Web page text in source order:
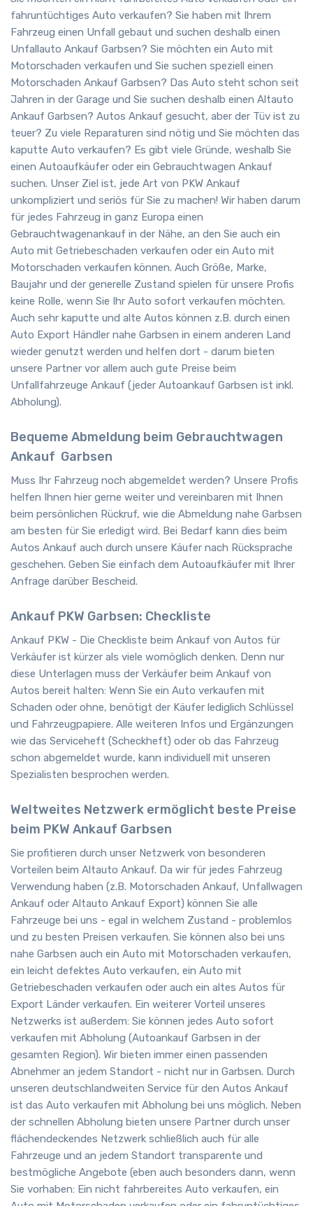
fahruntüchtiges Auto verkaufen? Sie haben mit Ihrem
Fahrzeug einen Unfall gebaut und suchen deshalb einen
Unfallauto Ankauf Garbsen? Sie möchten ein Auto mit
Motorschaden verkaufen und Sie suchen speziell einen
Motorschaden Ankauf Garbsen? Das Auto steht schon seit
Jahren in der Garage und Sie suchen deshalb einen Altauto
Ankauf Garbsen? Autos Ankauf gesucht, aber der Tüv ist zu
teuer? Zu viele Reparaturen sind nötig und Sie möchten das
kaputte Auto verkaufen? Es gibt viele Gründe, weshalb Sie
einen Autoaufkäufer oder ein Gebrauchtwagen Ankauf
suchen. Unser Ziel ist, jede Art von PKW Ankauf
unkompliziert und seriös für Sie zu machen! Wir haben darum
für jedes Fahrzeug in ganz Europa einen
Gebrauchtwagenankauf in der Nähe, an den Sie auch ein
Auto mit Getriebeschaden verkaufen oder ein Auto mit
Motorschaden verkaufen können. Auch Größe, Marke,
Baujahr und der generelle Zustand spielen für unsere Profis
keine Rolle, wenn Sie Ihr Auto sofort verkaufen möchten.
Auch sehr kaputte und alte Autos können z.B. durch einen
Auto Export Händler nahe Garbsen in einem anderen Land
wieder genutzt werden und helfen dort - darum bieten
unsere Partner vor allem auch gute Preise beim
Unfallfahrzeuge Ankauf (jeder Autoankauf Garbsen ist inkl.
Abholung).
Bequeme Abmeldung beim Gebrauchtwagen
Ankauf Garbsen
Muss Ihr Fahrzeug noch abgemeldet werden? Unsere Profis
helfen Ihnen hier gerne weiter und vereinbaren mit Ihnen
beim persönlichen Rückruf, wie die Abmeldung nahe Garbsen
am besten für Sie erledigt wird. Bei Bedarf kann dies beim
Autos Ankauf auch durch unsere Käufer nach Rücksprache
geschehen. Geben Sie einfach dem Autoaufkäufer mit Ihrer
Anfrage darüber Bescheid.
Ankauf PKW Garbsen: Checkliste
Ankauf PKW - Die Checkliste beim Ankauf von Autos für
Verkäufer ist kürzer als viele womöglich denken. Denn nur
diese Unterlagen muss der Verkäufer beim Ankauf von
Autos bereit halten: Wenn Sie ein Auto verkaufen mit
Schaden oder ohne, benötigt der Käufer lediglich Schlüssel
und Fahrzeugpapiere. Alle weiteren Infos und Ergänzungen
wie das Serviceheft (Scheckheft) oder ob das Fahrzeug
schon abgemeldet wurde, kann individuell mit unseren
Spezialisten besprochen werden.
Weltweites Netzwerk ermöglicht beste Preise
beim PKW Ankauf Garbsen
Sie profitieren durch unser Netzwerk von besonderen
Vorteilen beim Altauto Ankauf. Da wir für jedes Fahrzeug
Verwendung haben (z.B. Motorschaden Ankauf, Unfallwagen
Ankauf oder Altauto Ankauf Export) können Sie alle
Fahrzeuge bei uns - egal in welchem Zustand - problemlos
und zu besten Preisen verkaufen. Sie können also bei uns
nahe Garbsen auch ein Auto mit Motorschaden verkaufen,
ein leicht defektes Auto verkaufen, ein Auto mit
Getriebeschaden verkaufen oder auch ein altes Autos für
Export Länder verkaufen. Ein weiterer Vorteil unseres
Netzwerks ist außerdem: Sie können jedes Auto sofort
verkaufen mit Abholung (Autoankauf Garbsen in der
gesamten Region). Wir bieten immer einen passenden
Abnehmer an jedem Standort - nicht nur in Garbsen. Durch
unseren deutschlandweiten Service für den Autos Ankauf
ist das Auto verkaufen mit Abholung bei uns möglich. Neben
der schnellen Abholung bieten unsere Partner durch unser
flächendeckendes Netzwerk schließlich auch für alle
Fahrzeuge und an jedem Standort transparente und
bestmögliche Angebote (eben auch besonders dann, wenn
Sie vorhaben: Ein nicht fahrbereites Auto verkaufen, ein